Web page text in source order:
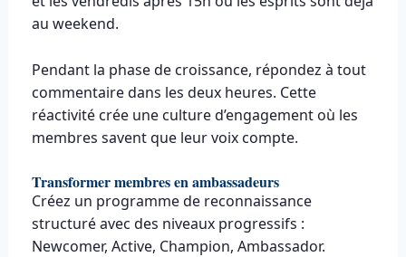
au weekend.
Pendant la phase de croissance, répondez à tout
commentaire dans les deux heures. Cette
réactivité crée une culture d’engagement où les
membres savent que leur voix compte.
Transformer membres en ambassadeurs
Créez un programme de reconnaissance
structuré avec des niveaux progressifs :
Newcomer, Active, Champion, Ambassador.